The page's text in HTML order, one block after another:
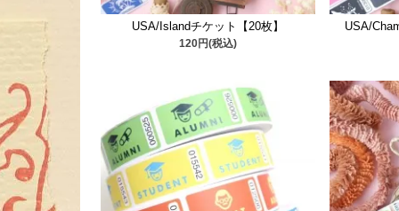
USA/Islandチケット【20枚】
120円(税込)
USA/